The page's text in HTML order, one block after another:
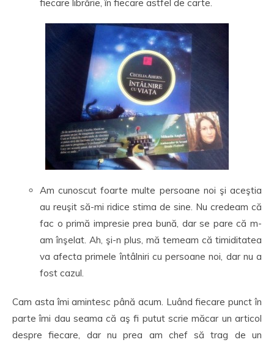
fiecare librărie, în fiecare astfel de carte.
Am cunoscut foarte multe persoane noi şi aceştia
au reuşit să-mi ridice stima de sine. Nu credeam că
fac o primă impresie prea bună, dar se pare că m-
am înşelat. Ah, şi-n plus, mă temeam că timiditatea
va afecta primele întâlniri cu persoane noi, dar nu a
fost cazul.
Cam asta îmi amintesc până acum. Luând fiecare punct în
parte îmi dau seama că aş fi putut scrie măcar un articol
despre fiecare, dar nu prea am chef să trag de un